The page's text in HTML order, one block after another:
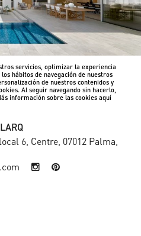
servicios, optimizar la experiencia
hábitos de navegación de nuestros
de nuestros contenidos y
Al seguir navegando sin hacerlo,
información sobre las cookies aquí
6, Centre, 07012 Palma,